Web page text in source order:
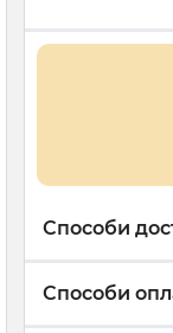
Способи
Способи